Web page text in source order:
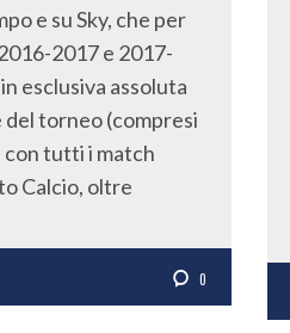
e su Sky, che per
2017 e 2017-
esclusiva assoluta
torneo (compresi
con tutti i match
Calcio, oltre
0